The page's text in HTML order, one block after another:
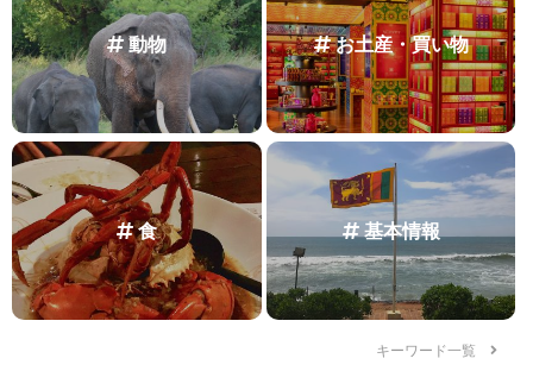
動物 お土産・買い物
食 基本情報
キーワード一覧